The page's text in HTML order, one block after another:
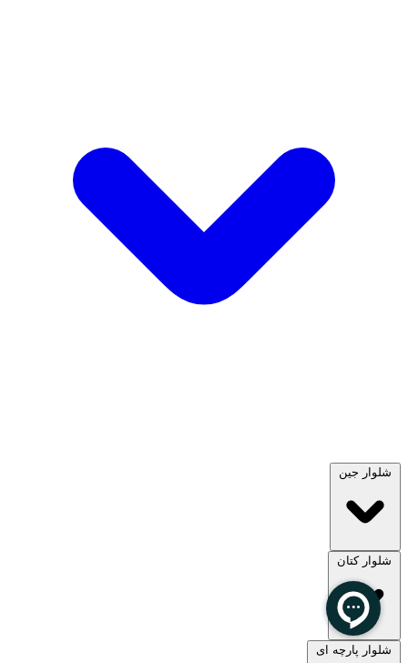
شلوار جین
مشاهده همه
شلوار کتان
شلوار پارچه ای